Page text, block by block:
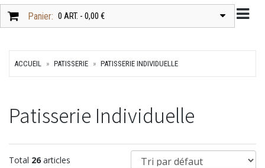
Panier: 0 ART. - 0,00 €
ACCUEIL PATISSERIE PATISSERIE INDIVIDUELLE
Patisserie Individuelle
Total 26 articles